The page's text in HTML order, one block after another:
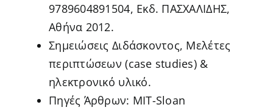
9789604891504, Εκδ. ΠΑΣΧΑΛΙΔΗΣ,
Αθήνα 2012.
Σημειώσεις Διδάσκοντος, Μελέτες
περιπτώσεων (case studies) &
ηλεκτρονικό υλικό.
Πηγές Άρθρων: MIT-Sloan